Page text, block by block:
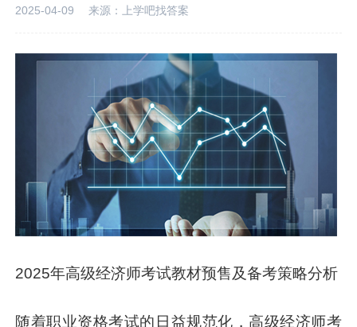
2025-04-09 来源：上学吧找答案
2025年高级经济师考试教材预售及备考策略分析
随着职业资格考试的日益规范化，高级经济师考